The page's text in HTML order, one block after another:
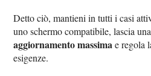
Detto ciò, mantieni in tutti i casi
uno schermo compatibile, lascia
aggiornamento massimae regola
esigenze.